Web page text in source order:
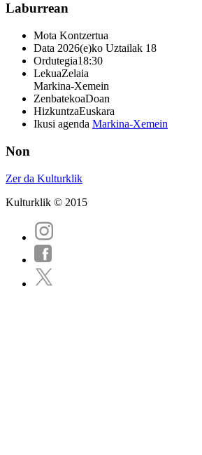
Laburrean
Mota Kontzertua
Data 2026(e)ko Uztailak 18
Ordutegia18:30
LekuaZelaia
Markina-Xemein
ZenbatekoaDoan
HizkuntzaEuskara
Ikusi agenda Markina-Xemein
Non
Zer da Kulturklik
Kulturklik © 2015